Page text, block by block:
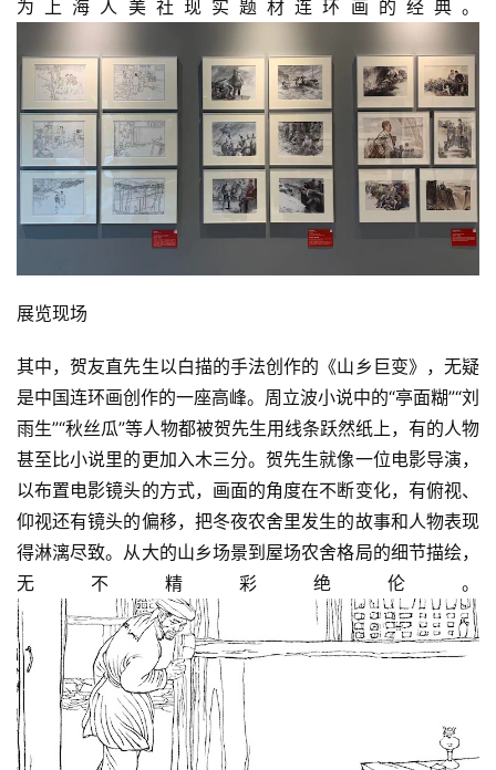
为上海人美社现实题材连环画的经典。
展览现场
其中，贺友直先生以白描的手法创作的《山乡巨变》，无疑
是中国连环画创作的一座高峰。周立波小说中的“亭面糊”“刘
雨生”“秋丝瓜”等人物都被贺先生用线条跃然纸上，有的人物
甚至比小说里的更加入木三分。贺先生就像一位电影导演，
以布置电影镜头的方式，画面的角度在不断变化，有俯视、
仰视还有镜头的偏移，把冬夜农舍里发生的故事和人物表现
得淋漓尽致。从大的山乡场景到屋场农舍格局的细节描绘，
无不精彩绝伦。